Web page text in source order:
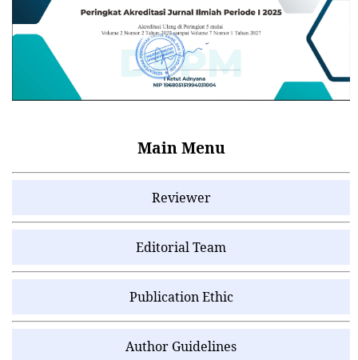
Main Menu
Reviewer
Editorial Team
Publication Ethic
Author Guidelines